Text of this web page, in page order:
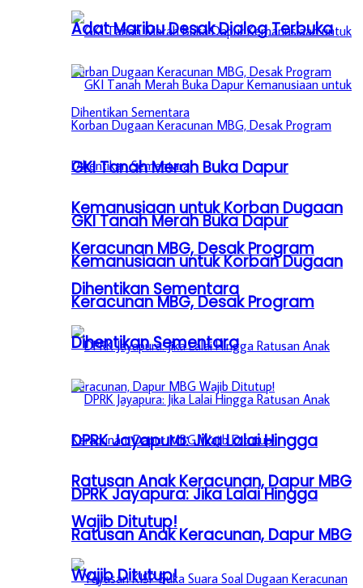
GKI Tanah Merah Buka Dapur
Kemanusiaan untuk Korban Dugaan
Keracunan MBG, Desak Program
Dihentikan Sementara
DPRK Jayapura: Jika Lalai Hingga
Ratusan Anak Keracunan, Dapur MBG
Wajib Ditutup!
Adat Maribu Desak Dialog Terbuka
GKI Tanah Merah Buka Dapur
Kemanusiaan untuk Korban Dugaan
Keracunan MBG, Desak Program
Dihentikan Sementara
DPRK Jayapura: Jika Lalai Hingga
Ratusan Anak Keracunan, Dapur MBG
Wajib Ditutup!